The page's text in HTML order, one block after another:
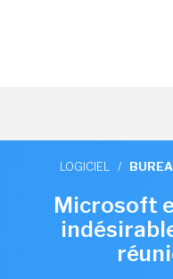
LOGICIEL /
Microsoft